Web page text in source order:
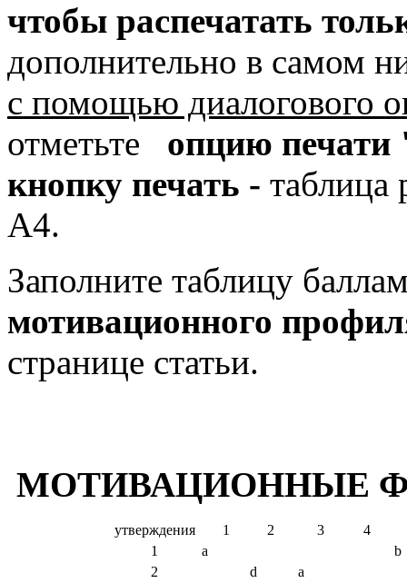
чтобы распечатать
дополнительно в самом
с помощью диалогового
отметьте
опцию
кнопку печать - таблица
А4.
Заполните таблицу
мотивационного
странице статьи.
МОТИВАЦИОННЫЕ
утверждения 1 2 3
4
1
а
b
2
d
a